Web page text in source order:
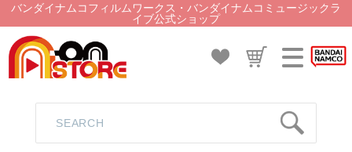
バンダイナムコフィルムワークス・バンダイナムコミュージックラ
イブ公式ショップ